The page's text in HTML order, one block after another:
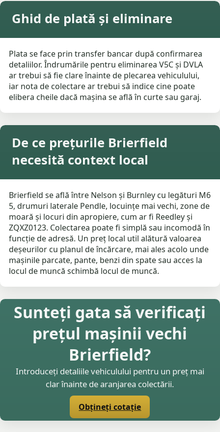
Ghid de plată și eliminare
Plata se face prin transfer bancar după confirmarea
detaliilor. Îndrumările pentru eliminarea V5C și DVLA
ar trebui să fie clare înainte de plecarea vehiculului,
iar nota de colectare ar trebui să indice cine poate
elibera cheile dacă mașina se află în curte sau garaj.
De ce prețurile Brierfield
necesită context local
Brierfield se află între Nelson și Burnley cu legături M6
5, drumuri laterale Pendle, locuințe mai vechi, zone de
moară și locuri din apropiere, cum ar fi Reedley și
ZQXZ0123. Colectarea poate fi simplă sau incomodă în
funcție de adresă. Un preț local util alătură valoarea
deșeurilor cu planul de încărcare, mai ales acolo unde
mașinile parcate, pante, benzi din spate sau acces la
locul de muncă schimbă locul de muncă.
Sunteți gata să verificați
prețul mașinii vechi
Brierfield?
Introduceți detaliile vehiculului pentru un preț mai
clar înainte de aranjarea colectării.
Obțineți cotație